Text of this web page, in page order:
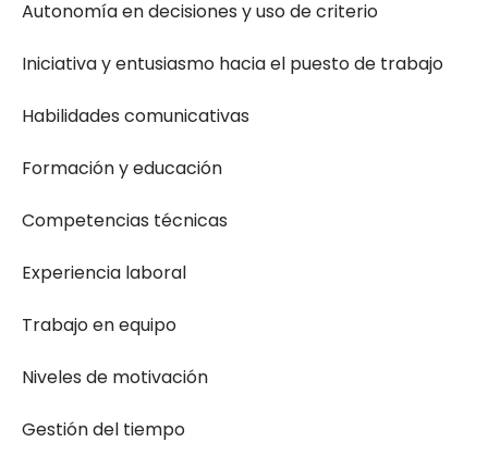
Autonomía en decisiones y uso de criterio
Iniciativa y entusiasmo hacia el puesto de trabajo
Habilidades comunicativas
Formación y educación
Competencias técnicas
Experiencia laboral
Trabajo en equipo
Niveles de motivación
Gestión del tiempo